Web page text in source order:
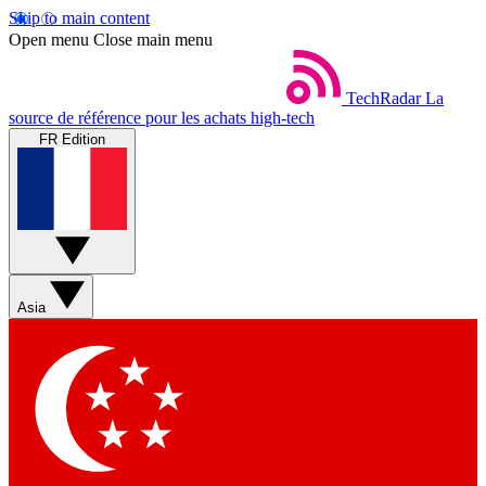
Skip to main content
Open menu Close main menu
TechRadar La
source de référence pour les achats high-tech
FR Edition
Asia